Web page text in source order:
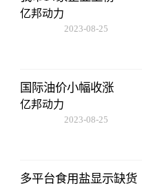
亿邦动力
2023-08-25
国际油价小幅收涨
亿邦动力
2023-08-25
多平台食用盐显示缺货